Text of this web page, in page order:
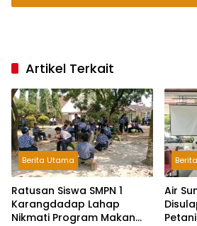
Artikel Terkait
Berita Utama
Ratusan Siswa SMPN 1
Karangdadap Lahap
Nikmati Program Makan
Air